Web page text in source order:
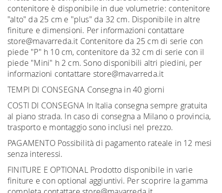
contenitore è disponibile in due volumetrie: contenitore
"alto" da 25 cm e "plus" da 32 cm. Disponibile in altre
finiture e dimensioni. Per informazioni contattare
store@mavarreda.it Contenitore da 25 cm di serie con
piede "P" h 10 cm, contenitore da 32 cm di serie con il
piede "Mini" h 2 cm. Sono disponibili altri piedini, per
informazioni contattare store@mavarreda.it
TEMPI DI CONSEGNA Consegna in 40 giorni
COSTI DI CONSEGNA In Italia consegna sempre gratuita
al piano strada. In caso di consegna a Milano o provincia,
trasporto e montaggio sono inclusi nel prezzo.
PAGAMENTO Possibilità di pagamento rateale in 12 mesi
senza interessi.
FINITURE E OPTIONAL Prodotto disponibile in varie
finiture e con optional aggiuntivi. Per scoprire la gamma